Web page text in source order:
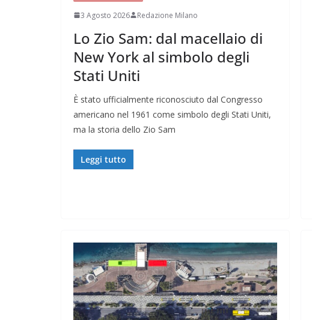
3 Agosto 2026 Redazione Milano
Lo Zio Sam: dal macellaio di
New York al simbolo degli
Stati Uniti
È stato ufficialmente riconosciuto dal Congresso
americano nel 1961 come simbolo degli Stati Uniti,
ma la storia dello Zio Sam
Leggi tutto